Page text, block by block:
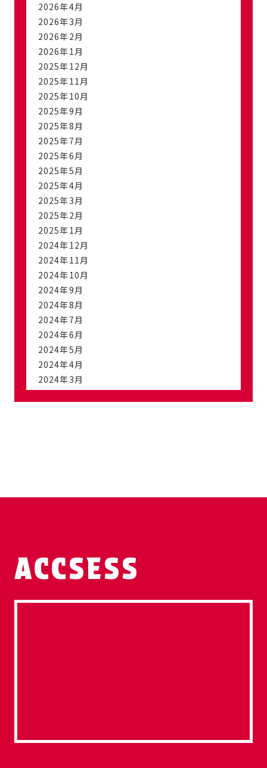
2026年4月
2026年3月
2026年2月
2026年1月
2025年12月
2025年11月
2025年10月
2025年9月
2025年8月
2025年7月
2025年6月
2025年5月
2025年4月
2025年3月
2025年2月
2025年1月
2024年12月
2024年11月
2024年10月
2024年9月
2024年8月
2024年7月
2024年6月
2024年5月
2024年4月
2024年3月
ACCSESS